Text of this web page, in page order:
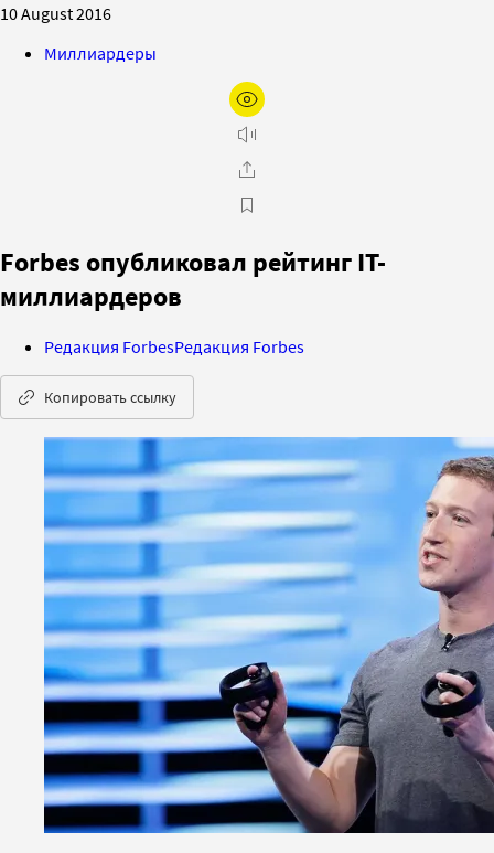
10 August 2016
Миллиардеры
Forbes опубликовал рейтинг IT-
миллиардеров
Редакция ForbesРедакция Forbes
Копировать ссылку